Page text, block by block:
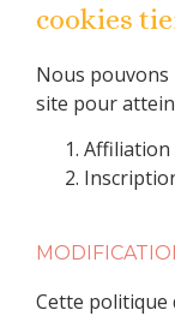
cookies
Nous
site pour
Affiliation
Cette politique